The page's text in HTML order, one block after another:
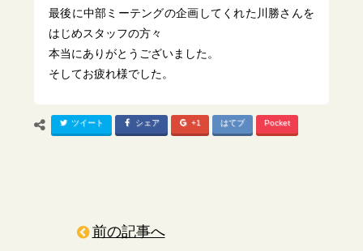
最後に中部ミーテングの企画してくれた川勝さんを
はじめスタッフの方々
本当にありがとうございました。
そしてお疲れ様でした。
ツイート シェア +1 はてブ Pocket
前の記事へ